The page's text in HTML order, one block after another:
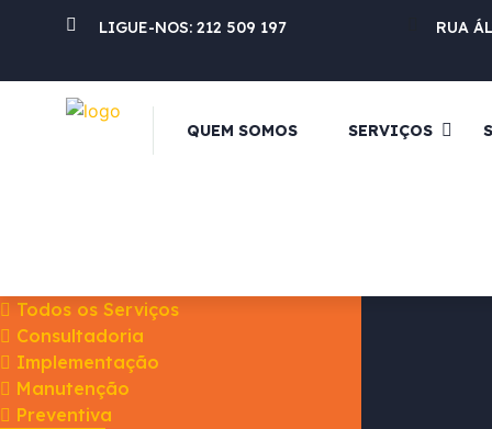
LIGUE-NOS: 212 509 197 RUA
QUEM SOMOS SERVIÇOS
Todos os Serviços
Consultadoria
Implementação
Manutenção
Preventiva